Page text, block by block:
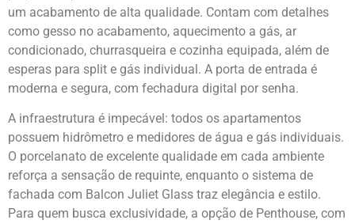
um acabamento de alta qualidade. Contam com detalhes
como gesso no acabamento, aquecimento a gás, ar
condicionado, churrasqueira e cozinha equipada, além de
esperas para split e gás individual. A porta de entrada é
moderna e segura, com fechadura digital por senha.
A infraestrutura é impecável: todos os apartamentos
possuem hidrômetro e medidores de água e gás individuais.
O porcelanato de excelente qualidade em cada ambiente
reforça a sensação de requinte, enquanto o sistema de
fachada com Balcon Juliet Glass traz elegância e estilo.
Para quem busca exclusividade, a opção de Penthouse, com